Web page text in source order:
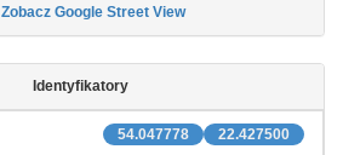
Zobacz Google Street View
Identyfikatory
22.427500
54.047778